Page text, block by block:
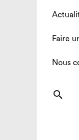
Faire
Nous
search